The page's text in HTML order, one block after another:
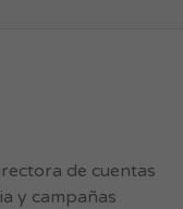
de cuentas
y campañas